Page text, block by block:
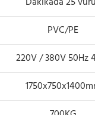
PVC/PE
220V / 380V 50Hz